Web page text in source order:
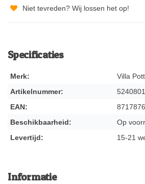
Niet tevreden? Wij lossen het op!
Specificaties
Merk:
Villa
Artikelnummer:
EAN:
Beschikbaarheid:
Op
Levertijd:
15-21
Informatie